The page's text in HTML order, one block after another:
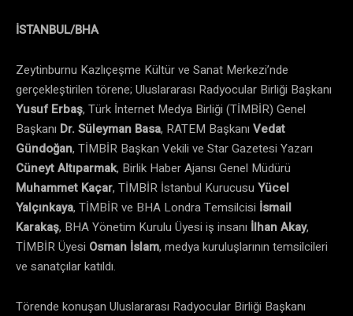
İSTANBUL/BHA
Zeytinburnu Kazlıçeşme Kültür ve Sanat Merkezi’nde
gerçekleştirilen törene; Uluslararası Radyocular Birliği Başkanı
Yusuf Erbaş, Türk İnternet Medya Birliği (TİMBİR) Genel
Başkanı Dr. Süleyman Basa, RATEM Başkanı Vedat
Gündoğan, TİMBİR Başkan Vekili ve Star Gazetesi Yazarı
Cüneyt Altıparmak, Birlik Haber Ajansı Genel Müdürü
Muhammet Kaçar, TİMBİR İstanbul Kurucusu Yücel
Yalçınkaya, TİMBİR ve BHA Londra Temsilcisi İsmail
Karakaş, BHA Yönetim Kurulu Üyesi iş insanı İlhan Akay,
TİMBİR Üyesi Osman İslam, medya kuruluşlarının temsilcileri
ve sanatçılar katıldı.
Törende konuşan Uluslararası Radyocular Birliği Başkanı